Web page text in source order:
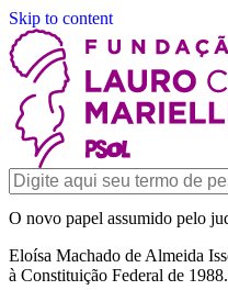
Skip to content
O novo papel assumido pelo
Eloísa Machado de Almeida
à Constituição Federal de